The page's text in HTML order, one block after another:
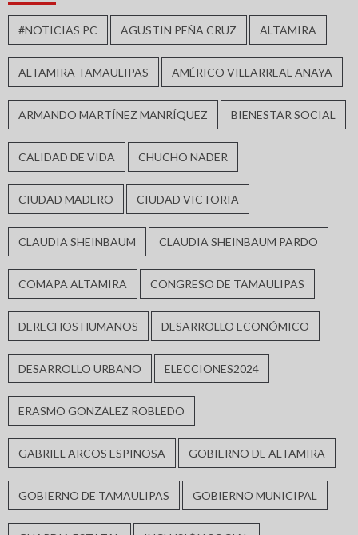
#NOTICIAS PC AGUSTIN PEÑA CRUZ ALTAMIRA
ALTAMIRA TAMAULIPAS AMÉRICO VILLARREAL ANAYA
ARMANDO MARTÍNEZ MANRÍQUEZ BIENESTAR SOCIAL
CALIDAD DE VIDA CHUCHO NADER
CIUDAD MADERO CIUDAD VICTORIA
CLAUDIA SHEINBAUM CLAUDIA SHEINBAUM PARDO
COMAPA ALTAMIRA CONGRESO DE TAMAULIPAS
DERECHOS HUMANOS DESARROLLO ECONÓMICO
DESARROLLO URBANO ELECCIONES2024
ERASMO GONZÁLEZ ROBLEDO
GABRIEL ARCOS ESPINOSA GOBIERNO DE ALTAMIRA
GOBIERNO DE TAMAULIPAS GOBIERNO MUNICIPAL